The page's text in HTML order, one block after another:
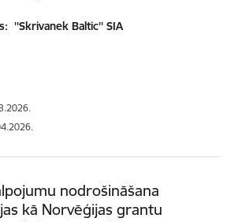
''Skrivanek Baltic'' SIA
nodrošināšana
kā Norvēģijas grantu